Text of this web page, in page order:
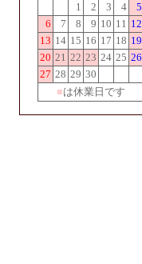
1
2 3 4
5
6
7 8 9 10 11 12
13 14 15 16 17 18 19
20 21 22 23 24 25 26
27 28 29 30
■は休業日です